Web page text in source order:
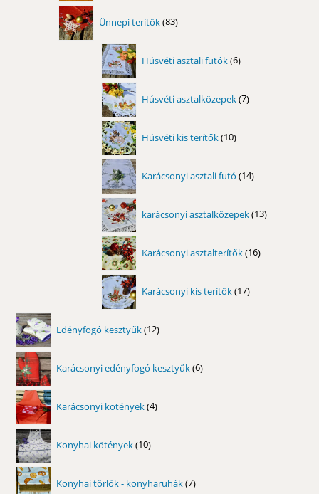
Ünnepi terítők 83
termék
Húsvéti asztali futók 6
termék
Húsvéti asztalközepek 7
termék
Húsvéti kis terítők 10
termék
Karácsonyi asztali futó 14
termék
karácsonyi asztalközepek 13
termék
Karácsonyi asztalterítők 16
termék
Karácsonyi kis terítők 17
termék
Edényfogó kesztyűk 12
termék
Karácsonyi edényfogó kesztyűk 6
termék
Karácsonyi kötények 4
termék
Konyhai kötények 10
termék
Konyhai tőrlők - konyharuhák 7